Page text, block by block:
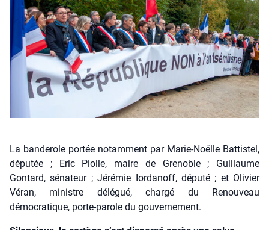
La banderole portée notamment par Marie-Noëlle Battistel,
députée ; Eric Piolle, maire de Grenoble ; Guillaume
Gontard, sénateur ; Jérémie Iordanoff, député ; et Olivier
Véran, ministre délégué, chargé du Renouveau
démocratique, porte-parole du gouvernement.